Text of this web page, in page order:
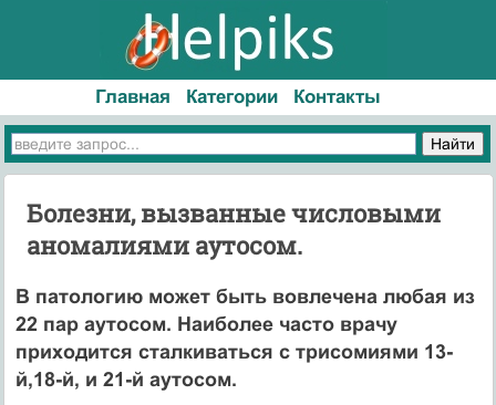
Главная Категории Контакты
Болезни, вызванные числовыми
аномалиями аутосом.
В патологию может быть вовлечена любая из
22 пар аутосом. Наиболее часто врачу
приходится сталкиваться с трисомиями 13-
й,18-й, и 21-й аутосом.